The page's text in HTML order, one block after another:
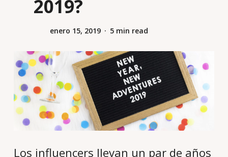
2019?
enero 15, 2019 5 min read
Los influencers llevan un par de años